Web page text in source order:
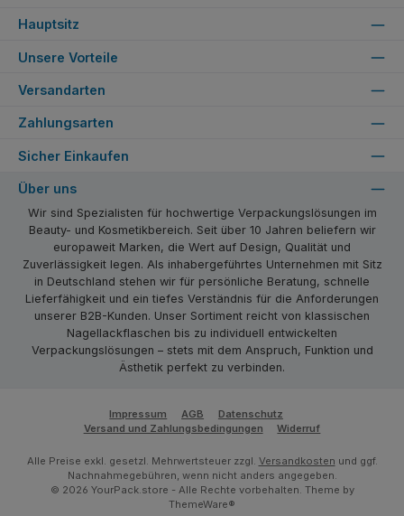
Unsere Vorteile
Versandarten
Zahlungsarten
Hauptsitz
Sicher Einkaufen
Über uns
Wir sind Spezialisten für hochwertige Verpackungslösungen im
Beauty- und Kosmetikbereich. Seit über 10 Jahren beliefern wir
europaweit Marken, die Wert auf Design, Qualität und
Zuverlässigkeit legen. Als inhabergeführtes Unternehmen mit Sitz
in Deutschland stehen wir für persönliche Beratung, schnelle
Lieferfähigkeit und ein tiefes Verständnis für die Anforderungen
unserer B2B-Kunden. Unser Sortiment reicht von klassischen
Nagellackflaschen bis zu individuell entwickelten
Verpackungslösungen – stets mit dem Anspruch, Funktion und
Ästhetik perfekt zu verbinden.
Impressum AGB
Datenschutz
Versand und Zahlungsbedingungen
Widerruf
Alle Preise exkl. gesetzl. Mehrwertsteuer zzgl. Versandkosten und ggf.
Nachnahmegebühren, wenn nicht anders angegeben.
© 2026 YourPack.store - Alle Rechte vorbehalten. Theme by
ThemeWare®